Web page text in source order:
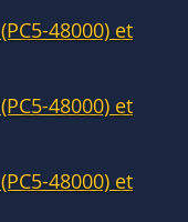
48000) et
48000) et
48000) et